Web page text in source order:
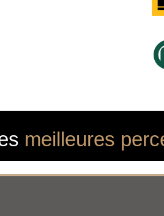
meilleures